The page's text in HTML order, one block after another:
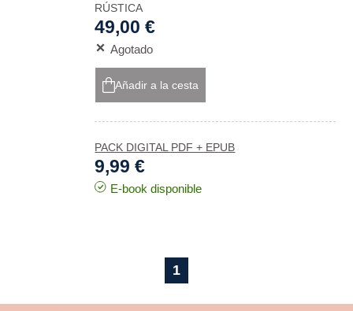
RÚSTICA
49,00 €
Agotado
Añadir a la cesta
PACK DIGITAL PDF + EPUB
9,99 €
E-book disponible
1